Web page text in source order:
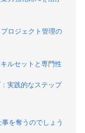
ロジェクト管理の
ルセットと専門性
実践的なステップ
を奪うのでしょう